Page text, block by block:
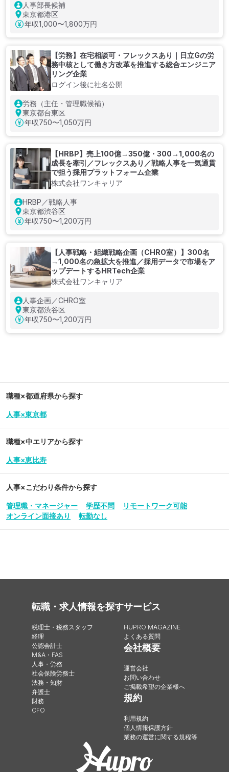
人事部長候補
東京都港区
年収1,000〜1,800万円
【労務】在宅相談可・フレックスあり｜日立Gの労
務中核として働き方改革を推進する総合エンジニア
リング企業
ログイン後に社名公開
労務（主任・管理職候補）
東京都台東区
年収750〜1,050万円
【HRBP】売上100億→350億・300→1,000名の
成長を牽引／フレックスあり／戦略人事を一気通貫
で担う採用プラットフォーム企業
株式会社ワンキャリア
HRBP／戦略人事
東京都渋谷区
年収750〜1,200万円
【人事戦略・組織戦略企画（CHRO室）】300名
→1,000名の急拡大を推進／採用データで市場をア
ップデートするHRTech企業
株式会社ワンキャリア
人事企画／CHRO室
東京都渋谷区
年収750〜1,200万円
職種×都道府県から探す
人事×東京都
職種×中エリアから探す
人事×恵比寿
人事×こだわり条件から探す
管理職・マネージャー 学歴不問
リモートワーク可能
オンライン面接あり
転勤なし
転職・求人情報を探す
税理士・税務スタッフ
経理
公認会計士
M&A・FAS
人事・労務
社会保険労務士
法務・知財
弁護士
財務
CFO
サービス
HUPRO MAGAZINE
よくある質問
会社概要
運営会社
お問い合わせ
ご掲載希望の企業様へ
規約
利用規約
個人情報保護方針
業務の運営に関する規程等